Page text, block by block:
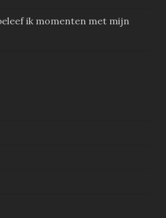
ik momenten met mijn